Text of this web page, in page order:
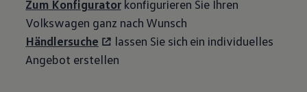
Zum Konfiguratorkonfigurieren Sie Ihren
Volkswagen ganz nach Wunsch
Händlersuche
lassen Sie sich ein individuelles
Angebot erstellen